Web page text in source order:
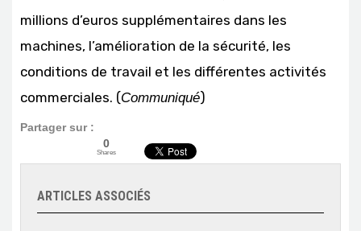
millions d’euros supplémentaires dans les
machines, l’amélioration de la sécurité, les
conditions de travail et les différentes activités
commerciales. (Communiqué)
Partager sur :
0
Shares
ARTICLES ASSOCIÉS